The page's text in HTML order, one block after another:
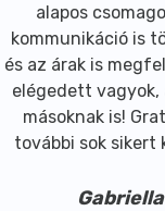
alapos
kommunikáció is
és az árak is
elégedett vagyok,
másoknak is!
további sok sikert
Gabriella